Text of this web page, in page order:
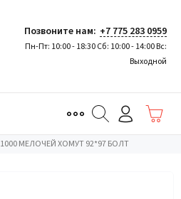
Позвоните нам: +7 775 283 0959
Пн-Пт: 10:00 - 18:30 Сб: 10:00 - 14:00 Вс:
Выходной
1000 МЕЛОЧЕЙ ХОМУТ 92*97 БОЛТ